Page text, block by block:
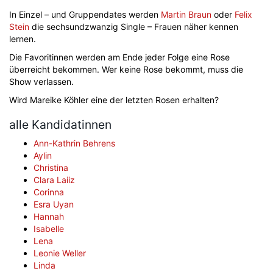
In Einzel – und Gruppendates werden Martin Braun oder Felix
Stein die sechsundzwanzig Single – Frauen näher kennen
lernen.
Die Favoritinnen werden am Ende jeder Folge eine Rose
überreicht bekommen. Wer keine Rose bekommt, muss die
Show verlassen.
Wird Mareike Köhler eine der letzten Rosen erhalten?
alle Kandidatinnen
Ann-Kathrin Behrens
Aylin
Christina
Clara Laiiz
Corinna
Esra Uyan
Hannah
Isabelle
Lena
Leonie Weller
Linda